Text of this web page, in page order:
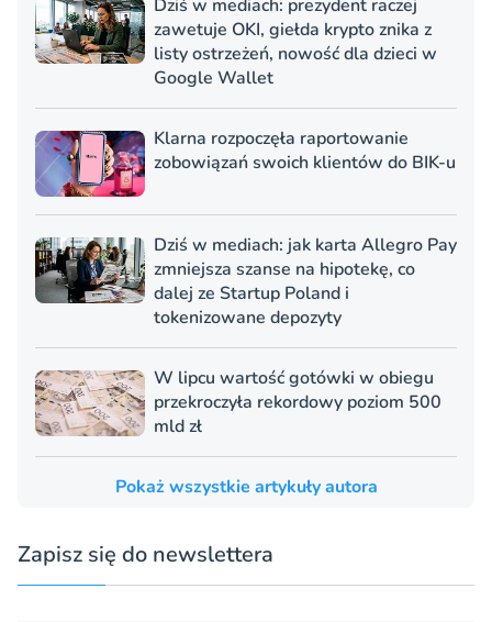
Dziś w mediach: prezydent raczej
zawetuje OKI, giełda krypto znika z
listy ostrzeżeń, nowość dla dzieci w
Google Wallet
Klarna rozpoczęła raportowanie
zobowiązań swoich klientów do BIK-u
Dziś w mediach: jak karta Allegro Pay
zmniejsza szanse na hipotekę, co
dalej ze Startup Poland i
tokenizowane depozyty
W lipcu wartość gotówki w obiegu
przekroczyła rekordowy poziom 500
mld zł
Pokaż wszystkie artykuły autora
Zapisz się do newslettera